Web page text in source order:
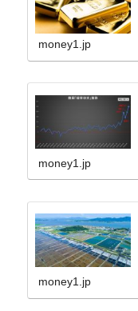
money1.jp
money1.jp
money1.jp